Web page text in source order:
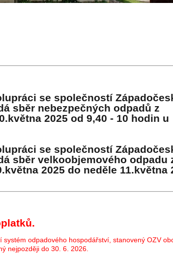
se společností
sběr nebezpečných odpadů z
2025 od 9,40 - 10 hodin u
se společností
sběr velkoobjemového odpadu
2025 do neděle 11.května
odpadového hospodářství, stanovený OZV
nejpozději do 30. 6. 2026.